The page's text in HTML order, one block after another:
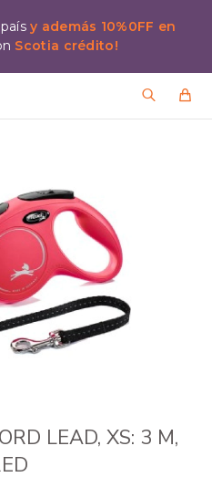
paísy además 10%0FF en
Scotia crédito!
LEAD, XS: 3 M,